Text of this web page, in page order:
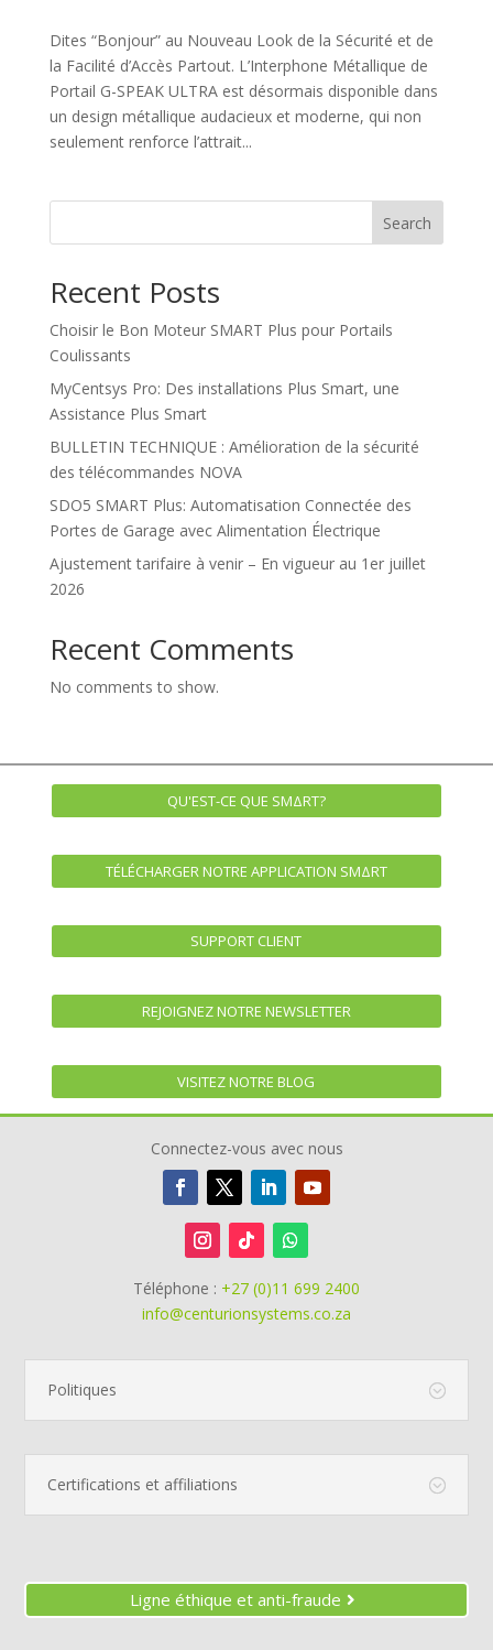
Dites “Bonjour” au Nouveau Look de la Sécurité et de
la Facilité d’Accès Partout. L’Interphone Métallique de
Portail G-SPEAK ULTRA est désormais disponible dans
un design métallique audacieux et moderne, qui non
seulement renforce l’attrait...
Search
Recent Posts
Choisir le Bon Moteur SMART Plus pour Portails
Coulissants
MyCentsys Pro: Des installations Plus Smart, une
Assistance Plus Smart
BULLETIN TECHNIQUE : Amélioration de la sécurité
des télécommandes NOVA
SDO5 SMART Plus: Automatisation Connectée des
Portes de Garage avec Alimentation Électrique
Ajustement tarifaire à venir – En vigueur au 1er juillet
2026
Recent Comments
No comments to show.
QU'EST-CE QUE SMΔRT?
TÉLÉCHARGER NOTRE APPLICATION SMΔRT
SUPPORT CLIENT
REJOIGNEZ NOTRE NEWSLETTER
VISITEZ NOTRE BLOG
Connectez-vous avec nous
Téléphone : +27 (0)11 699 2400
info@centurionsystems.co.za
Politiques
Certifications et affiliations
Ligne éthique et anti-fraude